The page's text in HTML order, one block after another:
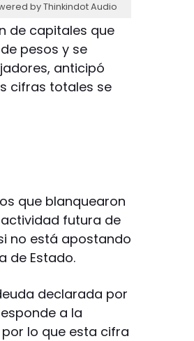
by Thinkindot Audio
de capitales que
pesos y se
anticipó
cifras totales se
que blanquearon
futura de
no está apostando
de Estado.
declarada por
a la
lo que esta cifra